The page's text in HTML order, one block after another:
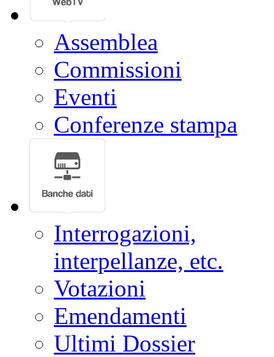
Assemblea
Commissioni
Eventi
Conferenze stampa
Interrogazioni,
interpellanze, etc.
Votazioni
Emendamenti
Ultimi Dossier